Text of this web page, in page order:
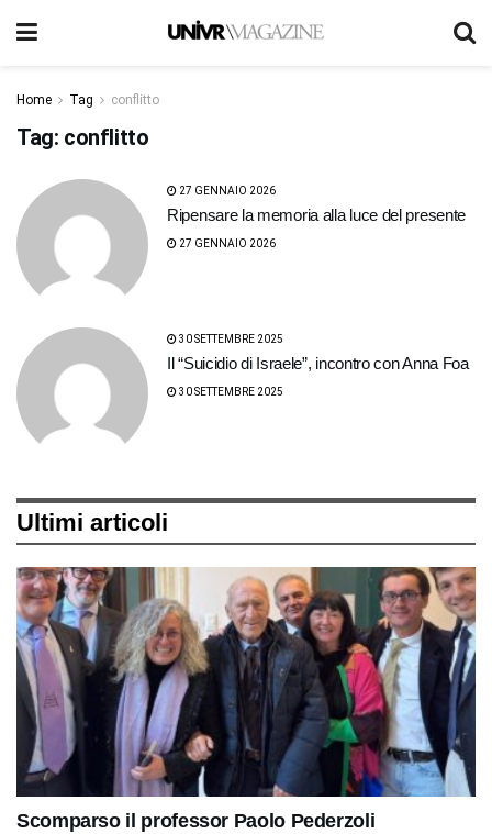
Home Tag conflitto
Tag: conflitto
27 GENNAIO 2026
Ripensare la memoria alla luce del presente
27 GENNAIO 2026
30 SETTEMBRE 2025
Il “Suicidio di Israele”, incontro con Anna Foa
30 SETTEMBRE 2025
Ultimi articoli
Scomparso il professor Paolo Pederzoli